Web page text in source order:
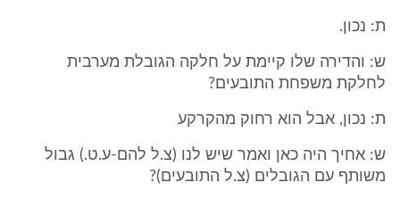
ת: נכון.
ש: והדירה שלו קיימת על חלקה הגובלת מערבית
לחלקת משפחת התובעים?
ת: נכון, אבל הוא רחוק מהקרקע
ש: אחיך היה כאן ואמר שיש לנו (צ.ל להם-ע.ט.) גבול
משותף עם הגובלים (צ.ל התובעים)?